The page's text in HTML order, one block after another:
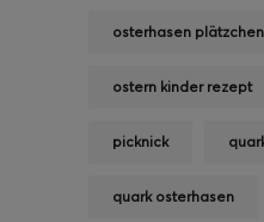
osterhasen plätzchen
ostern kinder rezept
picknick
quark osterhasen